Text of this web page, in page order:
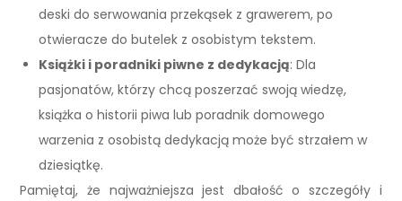
deski do serwowania przekąsek z grawerem, po
otwieracze do butelek z osobistym tekstem.
Książki i poradniki piwne z dedykacją: Dla
pasjonatów, którzy chcą poszerzać swoją wiedzę,
książka o historii piwa lub poradnik domowego
warzenia z osobistą dedykacją może być strzałem w
dziesiątkę.
Pamiętaj, że najważniejsza jest dbałość o szczegóły i